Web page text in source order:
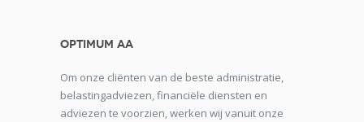
Optimum AA
Om onze cliënten van de beste administratie,
belastingadviezen, financiële diensten en
adviezen te voorzien, werken wij vanuit onze